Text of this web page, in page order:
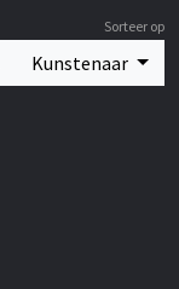
Sorteer op
Kunstenaar